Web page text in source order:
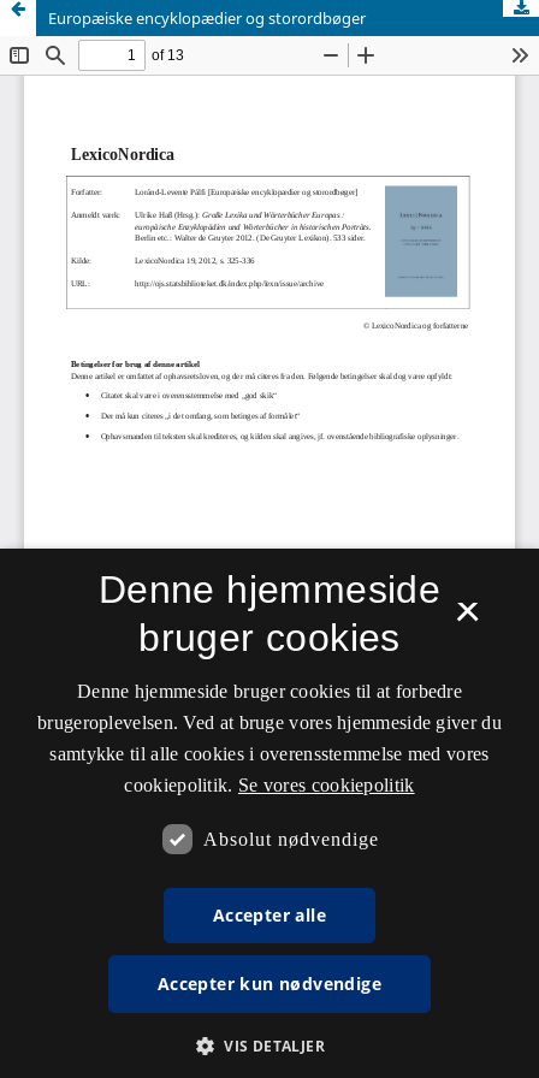
Europæiske encyklopædier og storordbøger
×
Denne hjemmeside
bruger cookies
Denne hjemmeside bruger cookies til at forbedre
brugeroplevelsen. Ved at bruge vores hjemmeside giver du
samtykke til alle cookies i overensstemmelse med vores
cookiepolitik. Se vores cookiepolitik
Absolut nødvendige
Accepter alle
Accepter kun nødvendige
VIS DETALJER